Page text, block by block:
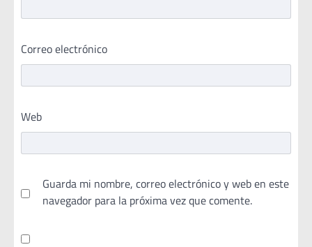
Correo electrónico
Web
Guarda mi nombre, correo electrónico y web en este
navegador para la próxima vez que comente.